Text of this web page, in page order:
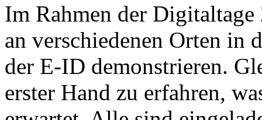
Im Rahmen der
an verschiedenen Orten in
der E-ID demonstrieren.
erster Hand zu erfahren,